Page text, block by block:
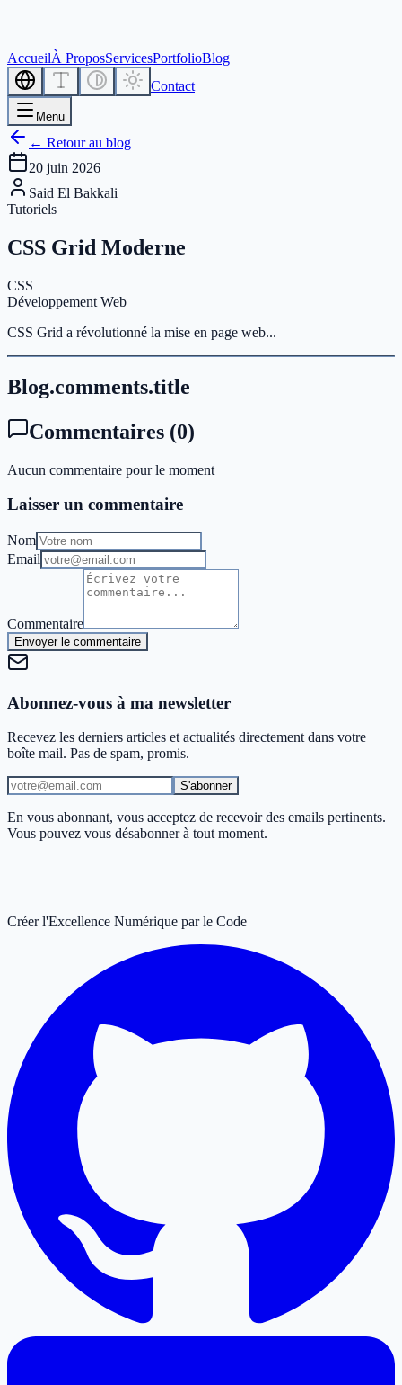
AccueilÀ ProposServicesPortfolioBlog
Contact
Menu
← Retour au blog
20 juin 2026
Said El Bakkali
Tutoriels
CSS Grid Moderne
CSS
Développement Web
CSS Grid a révolutionné la mise en page web...
Blog.comments.title
Commentaires (0)
Aucun commentaire pour le moment
Laisser un commentaire
Nom
Email
Commentaire
Envoyer le commentaire
Abonnez-vous à ma newsletter
Recevez les derniers articles et actualités directement dans votre
boîte mail. Pas de spam, promis.
S'abonner
En vous abonnant, vous acceptez de recevoir des emails pertinents.
Vous pouvez vous désabonner à tout moment.
Créer l'Excellence Numérique par le Code